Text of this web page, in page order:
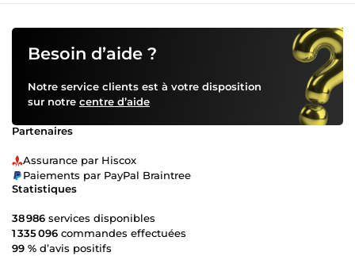
Besoin d’aide ?
Notre service clients est à votre disposition
sur notre centre d’aide
Partenaires
Assurance par Hiscox
Paiements par PayPal Braintree
Statistiques
38 986 services disponibles
1 335 096 commandes effectuées
99 % d’avis positifs